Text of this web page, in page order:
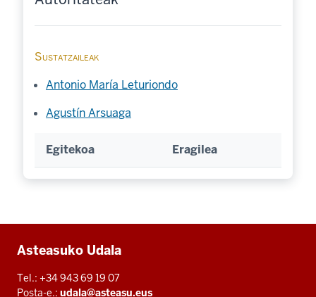
Sustatzaileak
Antonio María Leturiondo
Agustín Arsuaga
Egitekoa Eragilea
resources
Asteasuko Udala
Tel.: +34 943 69 19 07
Posta-e.: udala@asteasu.eus